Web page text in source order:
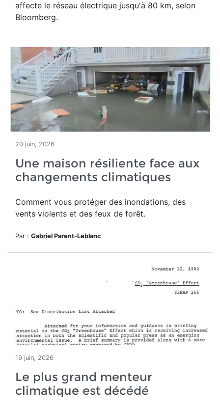
affecte le réseau électrique jusqu'à 80 km, selon
Bloomberg.
20 juin, 2026
Une maison résiliente face aux
changements climatiques
Comment vous protéger des inondations, des
vents violents et des feux de forêt.
Par : Gabriel Parent-Leblanc
19 juin, 2026
Le plus grand menteur
climatique est décédé